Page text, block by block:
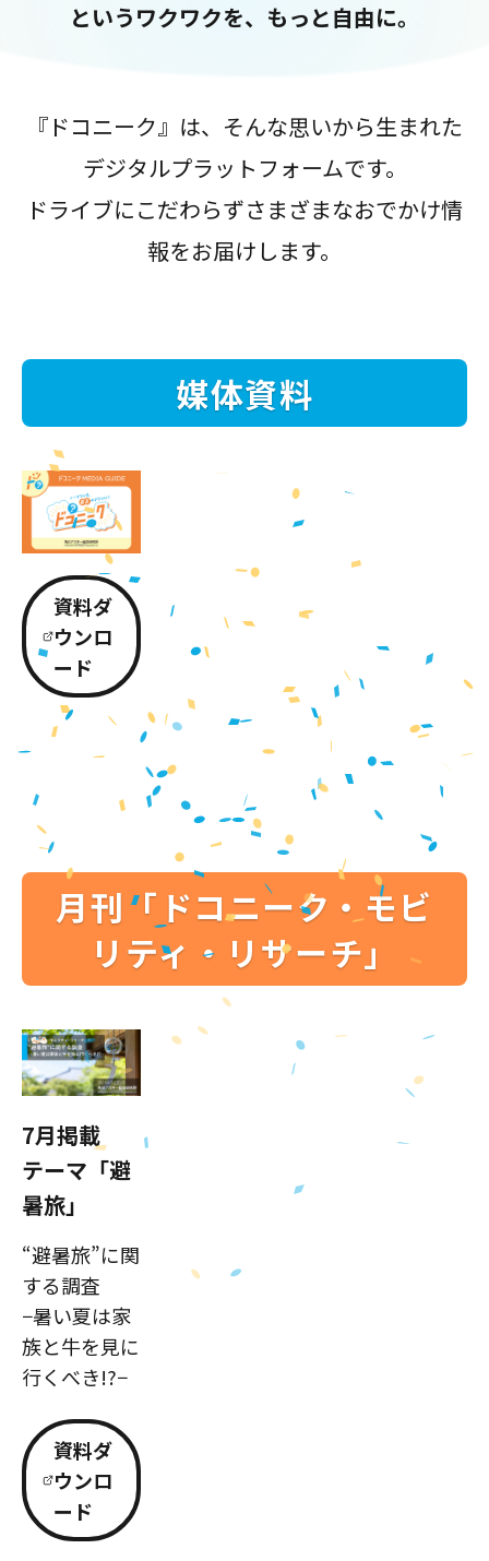
というワクワクを、もっと自由に。
『ドコニーク』は、そんな思いから生まれた
デジタルプラットフォームです。
ドライブにこだわらずさまざまなおでかけ情
報をお届けします。
媒体資料
資料ダ
ウンロ
ード
月刊「ドコニーク・モビ
リティ・リサーチ」
7月掲載
テーマ「避
暑旅」
“避暑旅”に関
する調査
−暑い夏は家
族と牛を見に
行くべき!?−
資料ダ
ウンロ
ード